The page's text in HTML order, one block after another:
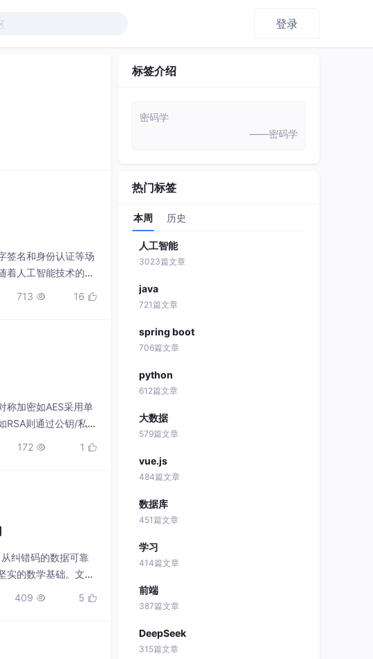
登录
签名和身份认证等场
着人工智能技术的突
新路径。将AI智能
713  16 
称加密如AES采用单
RSA则通过公钥/私钥
案，例如TLS协议
172  1 
纠错码的数据可靠
实的数学基础。文章
409  5 
标签介绍
密码学
——密码学
热门标签
本周 历史
人工智能
3023篇文章
java
721篇文章
spring boot
706篇文章
python
612篇文章
大数据
579篇文章
vue.js
484篇文章
数据库
451篇文章
学习
414篇文章
前端
387篇文章
DeepSeek
315篇文章